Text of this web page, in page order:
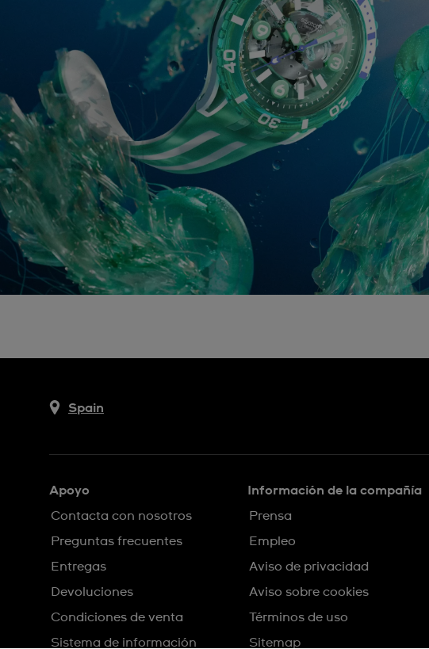
Spain
Apoyo
Contacta con nosotros
Preguntas frecuentes
Entregas
Devoluciones
Condiciones de venta
Sistema de información
Información de la compañía
Prensa
Empleo
Aviso de privacidad
Aviso sobre cookies
Términos de uso
Sitemap